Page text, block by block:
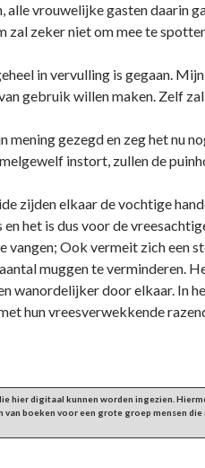
vrouwelijke gasten daarin
zeker niet om mee te
in vervulling is gegaan.
gebruik willen maken. Zelf
gezegd en zeg het nu
instort, zullen de
zijden elkaar de vochtige
het is dus voor de
Ook vermeit zich een
muggen te verminderen.
wanordelijker door elkaar. In
hun vreesverwekkende
digitaal kunnen worden ingezien.
boeken voor een grote groep mensen